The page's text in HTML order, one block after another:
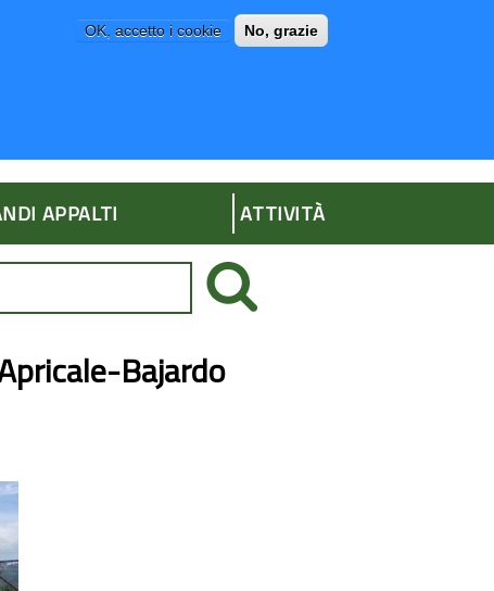
OK, accetto i cookie No, grazie
APPALTI ATTIVITÀ
Bajardo